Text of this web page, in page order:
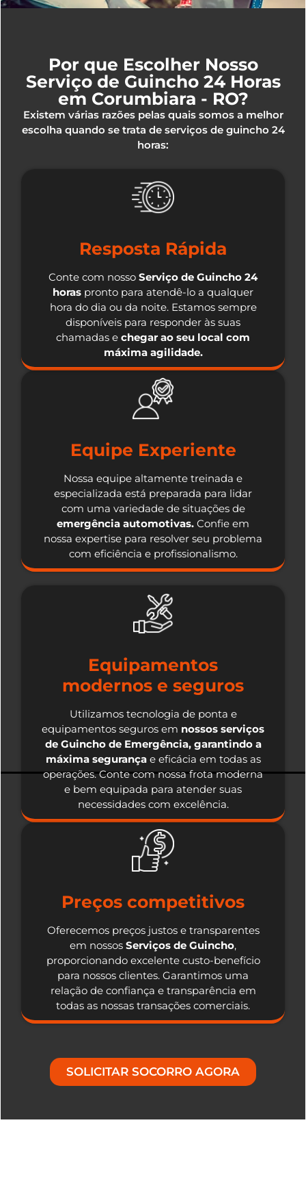
Por que Escolher Nosso
Serviço de Guincho 24 Horas
em Corumbiara - RO?
Existem várias razões pelas quais somos a melhor
escolha quando se trata de serviços de guincho 24
horas:
Resposta Rápida
Conte com nosso Serviço de Guincho 24
horas pronto para atendê-lo a qualquer
hora do dia ou da noite. Estamos sempre
disponíveis para responder às suas
chamadas e chegar ao seu local com
máxima agilidade.
Equipe Experiente
Nossa equipe altamente treinada e
especializada está preparada para lidar
com uma variedade de situações de
emergência automotivas. Confie em
nossa expertise para resolver seu problema
com eficiência e profissionalismo.
Equipamentos
modernos e seguros
Utilizamos tecnologia de ponta e
equipamentos seguros em nossos serviços
de Guincho de Emergência, garantindo a
máxima segurançae eficácia em todas as
operações. Conte com nossa frota moderna
e bem equipada para atender suas
necessidades com excelência.
Preços competitivos
Oferecemos preços justos e transparentes
em nossos Serviços de Guincho,
proporcionando excelente custo-benefício
para nossos clientes. Garantimos uma
relação de confiança e transparência em
todas as nossas transações comerciais.
SOLICITAR SOCORRO AGORA